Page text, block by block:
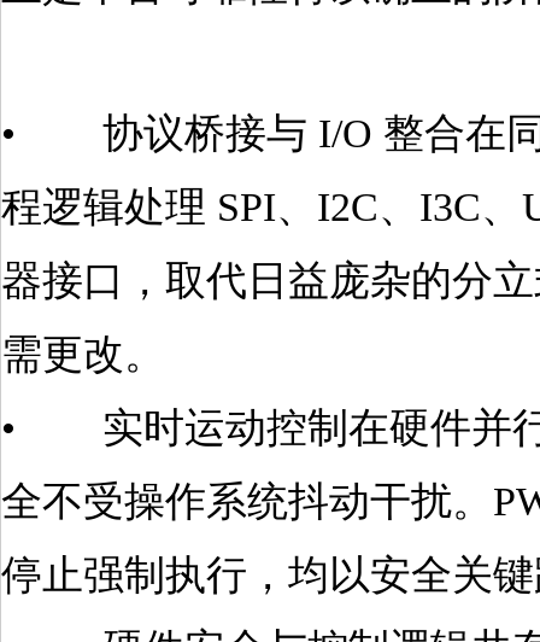
• 协议桥接与 I/O 整合在同
程逻辑处理 SPI、I2C、I3C
器接口，取代日益庞杂的分
需更改。
• 实时运动控制在硬件并行
全不受操作系统抖动干扰。
停止强制执行，均以安全关